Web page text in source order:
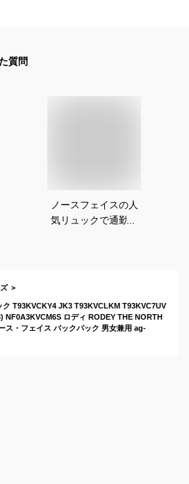
質問
ノースフェイスの人
気リュックで通勤通
ク T93KVCKY4 JK3 T93KVCLKM T93KVC7UV
NF0A3KVCM6S ロディ RODEY THE NORTH
ス・フェイス バックパック 男女兼用 ag-